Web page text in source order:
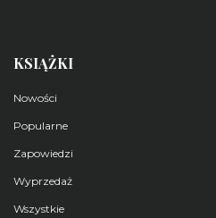
KSIĄŻKI
Nowości
Popularne
Zapowiedzi
Wyprzedaż
Wszystkie